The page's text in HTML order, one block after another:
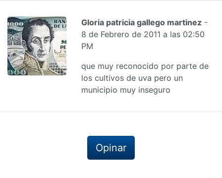
Gloria patricia gallego martinez -
8 de Febrero de 2011 a las 02:50
PM
que muy reconocido por parte de
los cultivos de uva pero un
municipio muy inseguro
Opinar